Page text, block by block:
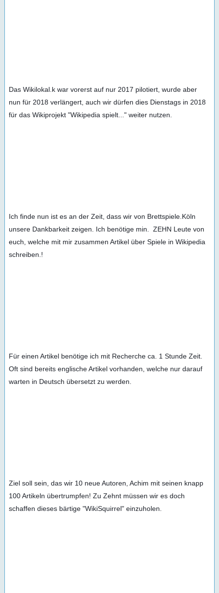
Das Wikilokal.k war vorerst auf nur 2017 pilotiert, wurde aber
nun für 2018 verlängert, auch wir dürfen dies Dienstags in 2018
für das Wikiprojekt "Wikipedia spielt..." weiter nutzen.
Ich finde nun ist es an der Zeit, dass wir von Brettspiele.Köln
unsere Dankbarkeit zeigen. Ich benötige min.  ZEHN Leute von
euch, welche mit mir zusammen Artikel über Spiele in Wikipedia
schreiben.!
Für einen Artikel benötige ich mit Recherche ca. 1 Stunde Zeit.
Oft sind bereits englische Artikel vorhanden, welche nur darauf
warten in Deutsch übersetzt zu werden.
Ziel soll sein, das wir 10 neue Autoren, Achim mit seinen knapp
100 Artikeln übertrumpfen! Zu Zehnt müssen wir es doch
schaffen dieses bärtige "WikiSquirrel" einzuholen.